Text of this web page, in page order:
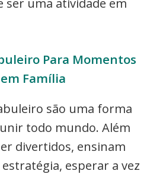
Para Momentos
em Família
são uma forma
todo mundo. Além
divertidos, ensinam
esperar a vez